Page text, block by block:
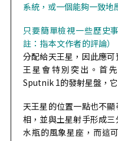
系統，或一個能夠一致地
只要簡單檢視一些歷史
註：指本文作者的評論）
分配給天王星，因此應
王星會特別突出。首
Sputnik 1的發射星盤，
天王星的位置一點也不
相，並與土星射手形成
水瓶的風象星座，而這